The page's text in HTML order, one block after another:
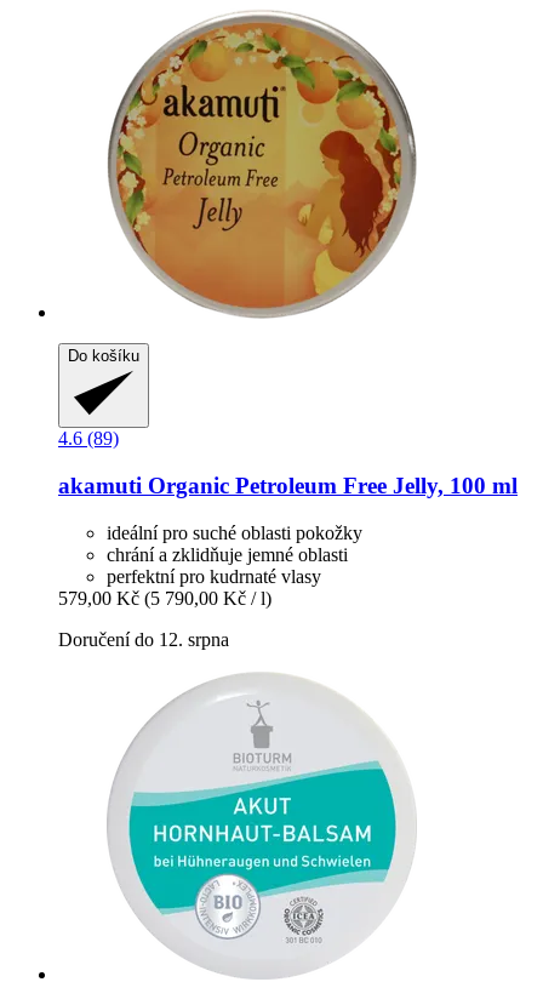
Do košíku
4.6 (89)
akamuti Organic Petroleum Free Jelly, 100 ml
ideální pro suché oblasti pokožky
chrání a zklidňuje jemné oblasti
perfektní pro kudrnaté vlasy
579,00 Kč (5 790,00 Kč / l)
Doručení do 12. srpna